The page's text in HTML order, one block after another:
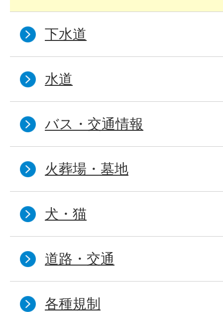
下水道
水道
バス・交通情報
火葬場・墓地
犬・猫
道路・交通
各種規制